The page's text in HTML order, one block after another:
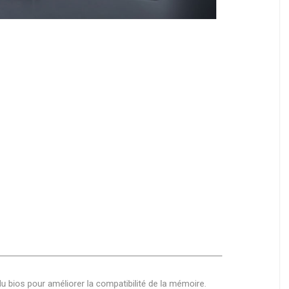
bios pour améliorer la compatibilité de la mémoire.